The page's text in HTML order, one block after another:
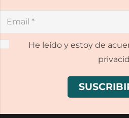
He leído y estoy de